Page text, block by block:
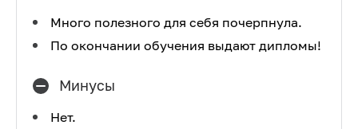
Много полезного для себя почерпнула.
По окончании обучения выдают дипломы!
Минусы
Нет.